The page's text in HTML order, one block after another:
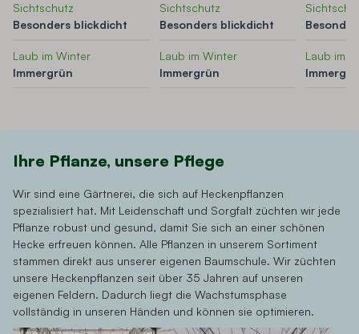
Sichtschutz
Besonders blickdicht
Laub im Winter
Immergrün
Sichtschutz
Besonders blickdicht
Laub im Winter
Immergrün
Laub im
Ihre Pflanze, unsere Pflege
Wir sind eine Gärtnerei, die sich auf Heckenpflanzen
spezialisiert hat. Mit Leidenschaft und Sorgfalt züchten wir jede
Pflanze robust und gesund, damit Sie sich an einer schönen
Hecke erfreuen können. Alle Pflanzen in unserem Sortiment
stammen direkt aus unserer eigenen Baumschule. Wir züchten
unsere Heckenpflanzen seit über 35 Jahren auf unseren
eigenen Feldern. Dadurch liegt die Wachstumsphase
vollständig in unseren Händen und können sie optimieren.